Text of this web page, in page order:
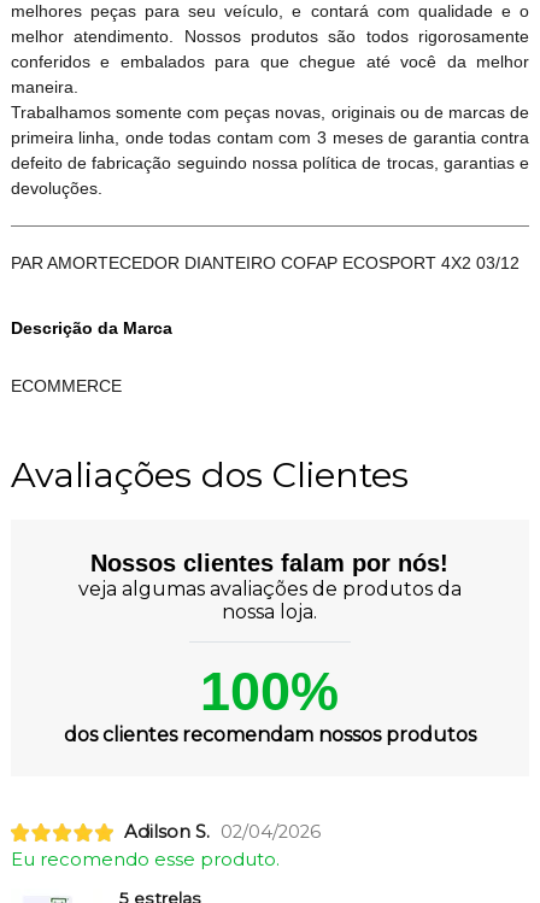
melhores peças para seu veículo, e contará com qualidade e o
melhor atendimento. Nossos produtos são todos rigorosamente
conferidos e embalados para que chegue até você da melhor
maneira.
Trabalhamos somente com peças novas, originais ou de marcas de
primeira linha, onde todas contam com 3 meses de garantia contra
defeito de fabricação seguindo nossa política de trocas, garantias e
devoluções.
PAR AMORTECEDOR DIANTEIRO COFAP ECOSPORT 4X2 03/12
Descrição da Marca
ECOMMERCE
Avaliações dos Clientes
Nossos clientes falam por nós!
veja algumas avaliações de produtos da
nossa loja.
100%
dos clientes recomendam nossos produtos
Adilson S. 02/04/2026
Eu recomendo esse produto.
5 estrelas